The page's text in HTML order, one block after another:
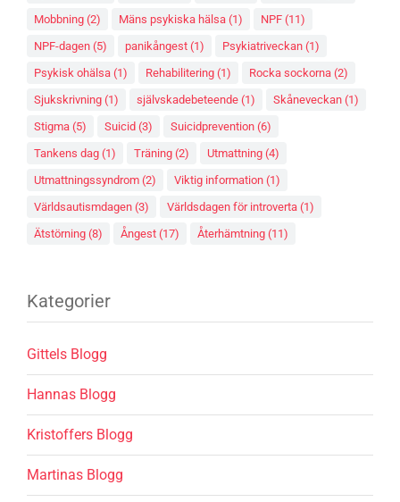
Mobbning (2) Mäns psykiska hälsa (1) NPF (11)
NPF-dagen (5) panikångest (1) Psykiatriveckan (1)
Psykisk ohälsa (1) Rehabilitering (1) Rocka sockorna (2)
Sjukskrivning (1) självskadebeteende (1) Skåneveckan (1)
Stigma (5) Suicid (3) Suicidprevention (6)
Tankens dag (1) Träning (2) Utmattning (4)
Utmattningssyndrom (2) Viktig information (1)
Världsautismdagen (3) Världsdagen för introverta (1)
Ätstörning (8) Ångest (17) Återhämtning (11)
Kategorier
Gittels Blogg
Hannas Blogg
Kristoffers Blogg
Martinas Blogg